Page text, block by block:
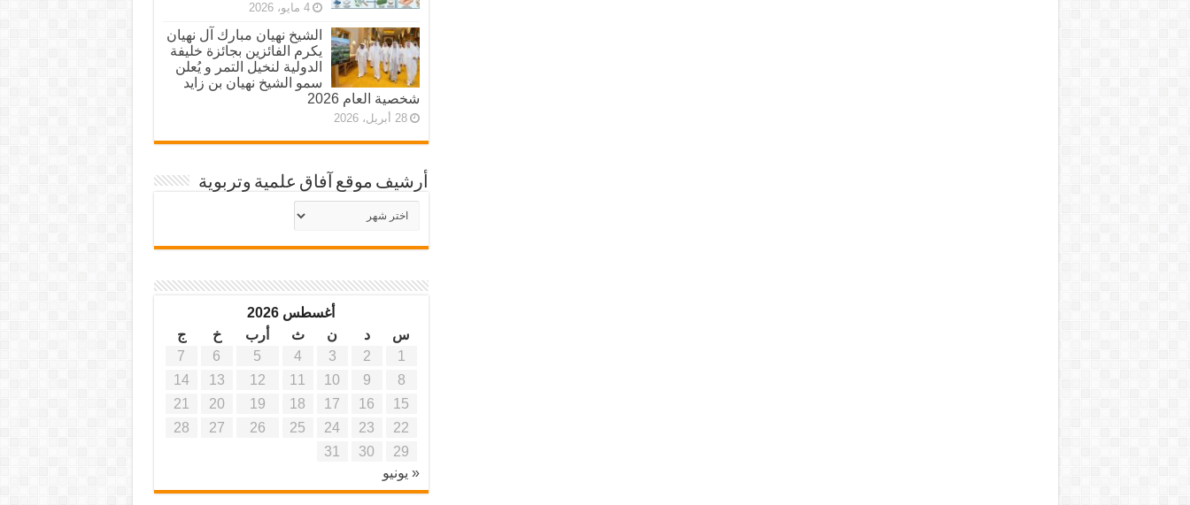
4 مايو، 2026
الشيخ نهيان مبارك آل نهيان
يكرم الفائزين بجائزة خليفة
الدولية لنخيل التمر و يُعلن
سمو الشيخ نهيان بن زايد
شخصية العام 2026
28 أبريل، 2026
أرشيف موقع آفاق علمية وتربوية
أرشيف
موقع
أغسطس 2026
س
د ن ث أرب خ
ج
1
2
3
4
5
6
7
8
9
10
11
12
13
14
15
16
17
18
19
20
21
22
23
24
25
26
27
28
29
30
31
« يونيو